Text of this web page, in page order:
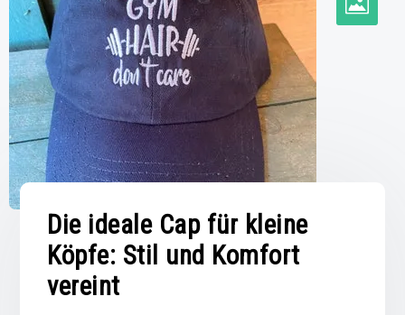
Die ideale Cap für kleine
Köpfe: Stil und Komfort
vereint